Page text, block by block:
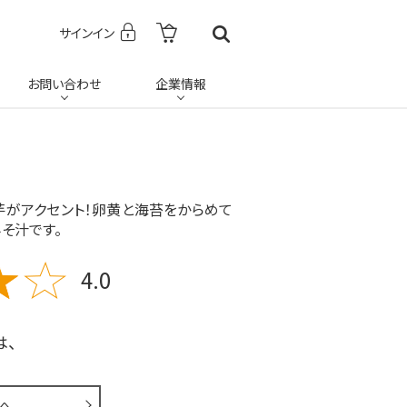
サインイン
お問い合わせ 企業情報
アクセント！卵黄と海苔をからめて
汁です。
4.0